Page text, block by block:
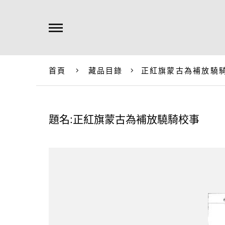
首頁 藏品目錄 正紅旗蒙古為補放驍
題名:正紅旗蒙古為補放驍騎校事